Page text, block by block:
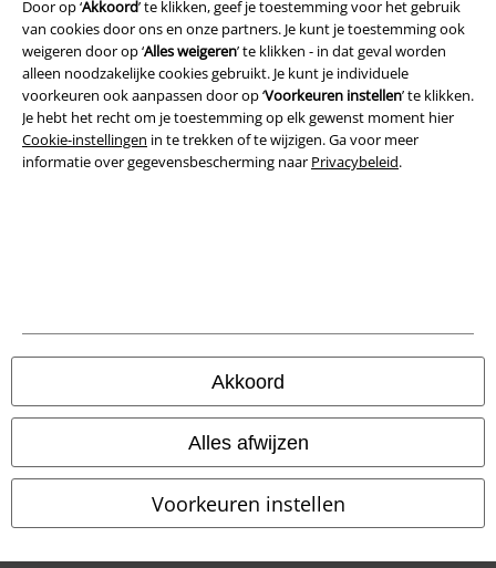
Door op ‘Akkoord’ te klikken, geef je toestemming voor het gebruik
van cookies door ons en onze partners. Je kunt je toestemming ook
weigeren door op ‘Alles weigeren’ te klikken - in dat geval worden
alleen noodzakelijke cookies gebruikt. Je kunt je individuele
voorkeuren ook aanpassen door op ‘Voorkeuren instellen’ te klikken.
Je hebt het recht om je toestemming op elk gewenst moment hier
Cookie-instellingen in te trekken of te wijzigen. Ga voor meer
informatie over gegevensbescherming naar Privacybeleid.
Akkoord
Alles afwijzen
Voorkeuren instellen
Verklaring van conformiteit
Informatie over toegankelijkheid